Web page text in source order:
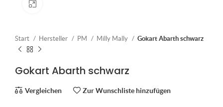
Start Hersteller PM Milly Mally Gokart Abarth schwarz
Gokart Abarth schwarz
Vergleichen Zur Wunschliste hinzufügen